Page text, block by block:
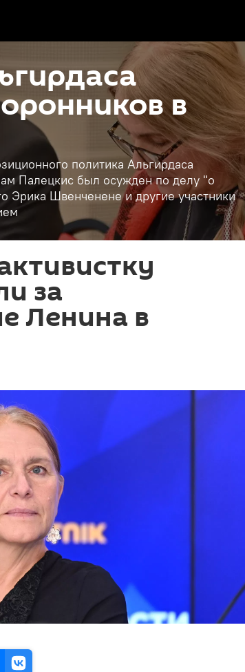
в
политика Альгирдаса
Палецкис был осужден по делу "о
Швенченене и другие участники
за
Ленина в